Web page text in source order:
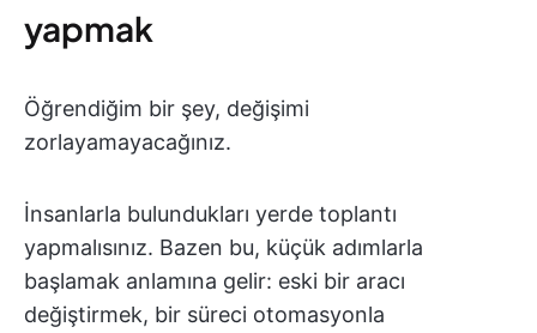
yapmak
Öğrendiğim bir şey, değişimi
zorlayamayacağınız.
İnsanlarla bulundukları yerde toplantı
yapmalısınız. Bazen bu, küçük adımlarla
başlamak anlamına gelir: eski bir aracı
değiştirmek, bir süreci otomasyonla